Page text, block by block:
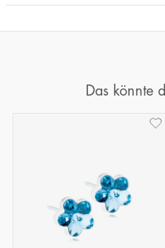
Das könnte